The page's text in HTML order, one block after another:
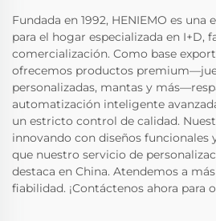
Fundada en 1992, HENIEMO es
para el hogar especializada en I+D,
comercialización. Como base
ofrecemos productos
personalizadas, mantas y
automatización inteligente
un estricto control de calidad.
innovando con diseños funcionales
que nuestro servicio de
destaca en China. Atendemos a
fiabilidad. ¡Contáctenos ahora para